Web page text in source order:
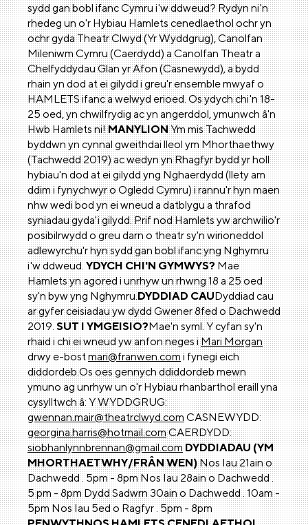
sydd gan bobl ifanc Cymru i'w ddweud? Rydyn ni'n
rhedeg un o'r Hybiau Hamlets cenedlaethol ochr yn
ochr gyda Theatr Clwyd (Yr Wyddgrug), Canolfan
Mileniwm Cymru (Caerdydd) a Canolfan Theatr a
Chelfyddydau Glan yr Afon (Casnewydd), a bydd
rhain yn dod at ei gilydd i greu'r ensemble mwyaf o
HAMLETS ifanc a welwyd erioed. Os ydych chi'n 18-
25 oed, yn chwilfrydig ac yn angerddol, ymunwch â'n
Hwb Hamlets ni!MANYLIONYm mis Tachwedd
byddwn yn cynnal gweithdai lleol ym Mhorthaethwy
(Tachwedd 2019) ac wedyn yn Rhagfyr bydd yr holl
hybiau'n dod at ei gilydd yng Nghaerdydd (llety am
ddim i fynychwyr o Ogledd Cymru) i rannu'r hyn maen
nhw wedi bod yn ei wneud a datblygu a thrafod
syniadau gyda'i gilydd. Prif nod Hamlets yw archwilio'r
posibilrwydd o greu darn o theatr sy'n wirioneddol
adlewyrchu'r hyn sydd gan bobl ifanc yng Nghymru
i'w ddweud.YDYCH CHI'N GYMWYS?Mae
Hamlets yn agored i unrhyw un rhwng 18 a 25 oed
sy'n byw yng Nghymru.DYDDIAD CAUDyddiad cau
ar gyfer ceisiadau yw dydd Gwener 8fed o Dachwedd
2019.SUT I YMGEISIO?Mae'n syml. Y cyfan sy'n
rhaid i chi ei wneud yw anfon neges iMari Morgan
drwy e-bostmari@franwen.comi fynegi eich
diddordeb.Os oes gennych ddiddordeb mewn
ymuno ag unrhyw un o'r Hybiau rhanbarthol eraill yna
cysylltwch â: Y WYDDGRUG:
gwennan.mair@theatrclwyd.comCASNEWYDD:
georgina.harris@hotmail.comCAERDYDD:
siobhanlynnbrennan@gmail.com DYDDIADAU (YM
MHORTHAETWHY/FRÂN WEN)Nos Iau 21ain o
Dachwedd . 5pm - 8pm Nos Iau 28ain o Dachwedd .
5 pm - 8pm Dydd Sadwrn 30ain o Dachwedd . 10am -
5pm Nos Iau 5ed o Ragfyr . 5pm - 8pm